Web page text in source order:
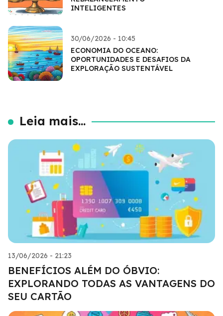
INTELIGENTES
30/06/2026 - 10:45
ECONOMIA DO OCEANO:
OPORTUNIDADES E DESAFIOS DA
EXPLORAÇÃO SUSTENTÁVEL
Leia mais...
13/06/2026 - 21:23
BENEFÍCIOS ALÉM DO ÓBVIO:
EXPLORANDO TODAS AS VANTAGENS DO
SEU CARTÃO